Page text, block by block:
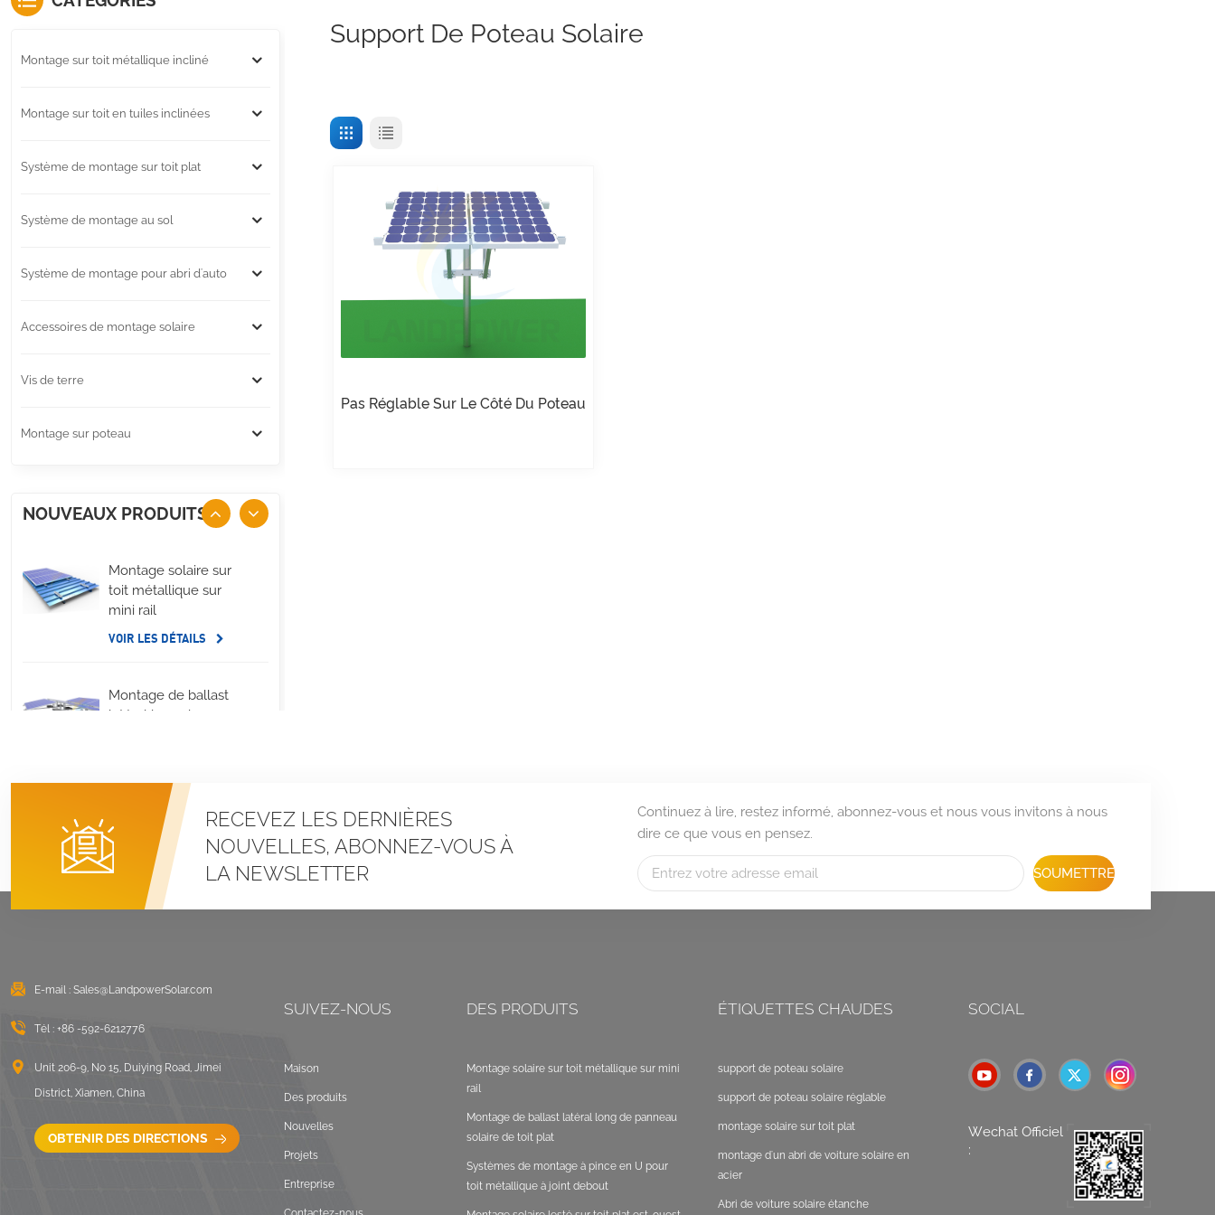
Support De Poteau Solaire
Pas Réglable Sur Le Côté Du Poteau
Montage sur toit métallique incliné
Montage sur toit en tuiles inclinées
Système de montage sur toit plat
Système de montage au sol
Système de montage pour abri d'auto
Accessoires de montage solaire
Vis de terre
Montage sur poteau
NOUVEAUX PRODUITS
Montage solaire sur
toit métallique sur
mini rail
VOIR LES DÉTAILS
Montage de ballast
latéral long de
Systèmes de
montage à pince en U
pour toit métallique à
joint debout
VOIR LES DÉTAILS
VOIR LES DÉTAILS
montage sur rails
longs pour toit ondulé
RECEVEZ LES DERNIÈRES
NOUVELLES, ABONNEZ-VOUS À
LA NEWSLETTER
Continuez à lire, restez informé, abonnez-vous et nous vous invitons à nous
dire ce que vous en pensez.
SOUMETTRE
E-mail : Sales@LandpowerSolar.com
Tél : +86 -592-6212776
Unit 206-9, No 15, Duiying Road, Jimei
District, Xiamen, China
OBTENIR DES DIRECTIONS
SUIVEZ-NOUS
Maison
Des produits
Nouvelles
Projets
Entreprise
DES PRODUITS
Montage solaire sur toit métallique sur mini
rail
Montage de ballast latéral long de panneau
solaire de toit plat
Systèmes de montage à pince en U pour
toit métallique à joint debout
ÉTIQUETTES CHAUDES
support de poteau solaire
support de poteau solaire réglable
montage solaire sur toit plat
montage d'un abri de voiture solaire en
acier
Abri de voiture solaire étanche
SOCIAL
Wechat Officiel
: